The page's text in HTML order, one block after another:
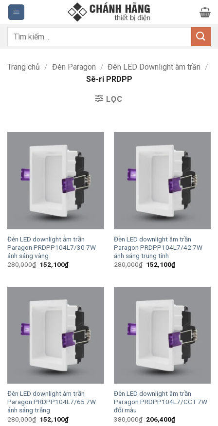
Bỏ
qua
nội
dung
Tìm
Trang chủ / Đèn Paragon / Đèn LED Downlight âm trần /
Sê-ri PRDPP
LỌC
Đèn LED downlight âm trần
Paragon PRDPP104L7/30 7W
ánh sáng vàng
280,000₫ Giá
152,100₫Giá
hiện
152,100₫.
Đèn LED downlight âm trần
Paragon PRDPP104L7/42 7W
ánh sáng trung tính
280,000₫ Giá
152,100₫Giá
hiện
152,100₫.
Đèn LED downlight âm trần
Paragon PRDPP104L7/65 7W
ánh sáng trắng
280,000₫ Giá
152,100₫Giá
Đèn LED downlight âm trần
Paragon PRDPP104L7/CCT 7W
đổi màu
380,000₫ Giá
206,400₫Giá